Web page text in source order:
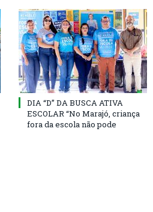
DIA “D” DA BUSCA ATIVA
ESCOLAR “No Marajó, criança
fora da escola não pode